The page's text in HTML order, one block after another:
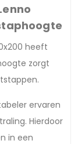
heeft
zorgt
ervaren
Hierdoor
in een